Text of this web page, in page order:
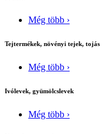
Még több ›
Tejtermékek, növényi tejek, tojás
Még több ›
Ivólevek, gyümölcslevek
Még több ›